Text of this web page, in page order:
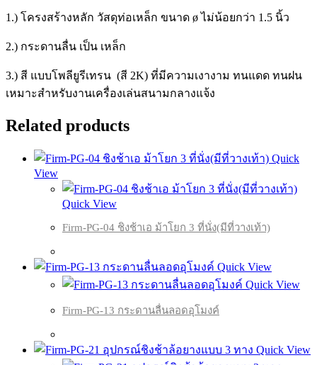
1.) โครงสร้างหลัก วัสดุท่อเหล็ก ขนาด ø ไม่น้อยกว่า 1.5 นิ้ว
2.) กระดานลื่น เป็น เหล็ก
3.) สี แบบโพลียูรีเทรน (สี 2K) ที่มีความเงางาม ทนแดด ทนฝน
เหมาะสำหรับงานเครื่องเล่นสนามกลางแจ้ง
Related products
Quick
View
Quick View
Firm-PG-04 ชิงช้าเอ ม้าโยก 3 ที่นั่ง(มีที่วางเท้า)
Quick View
Quick View
Firm-PG-13 กระดานลื่นลอดอุโมงค์
Quick View